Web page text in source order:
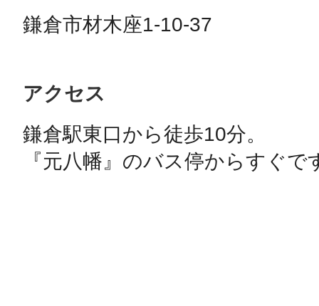
鎌倉市材木座1-10-37
アクセス
鎌倉駅東口から徒歩10分。